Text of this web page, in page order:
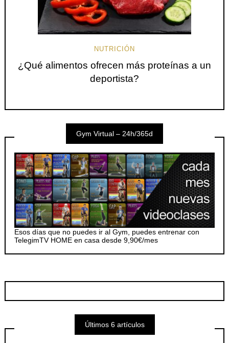
NUTRICIÓN
¿Qué alimentos ofrecen más proteínas a un
deportista?
Gym Virtual – 24h/365d
Esos días que no puedes ir al Gym, puedes entrenar con
TelegimTV HOME en casa desde 9,90€/mes
Últimos 6 artículos